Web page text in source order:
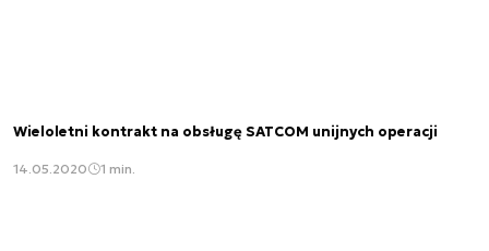
Wieloletni kontrakt na obsługę SATCOM unijnych operacji
14.05.2020 1 min.